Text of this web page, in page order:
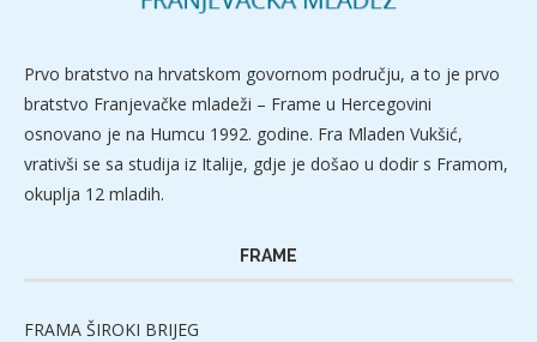
Prvo bratstvo na hrvatskom govornom području, a to je prvo
bratstvo Franjevačke mladeži – Frame u Hercegovini
osnovano je na Humcu 1992. godine. Fra Mladen Vukšić,
vrativši se sa studija iz Italije, gdje je došao u dodir s Framom,
okuplja 12 mladih.
FRAME
FRAMA ŠIROKI BRIJEG